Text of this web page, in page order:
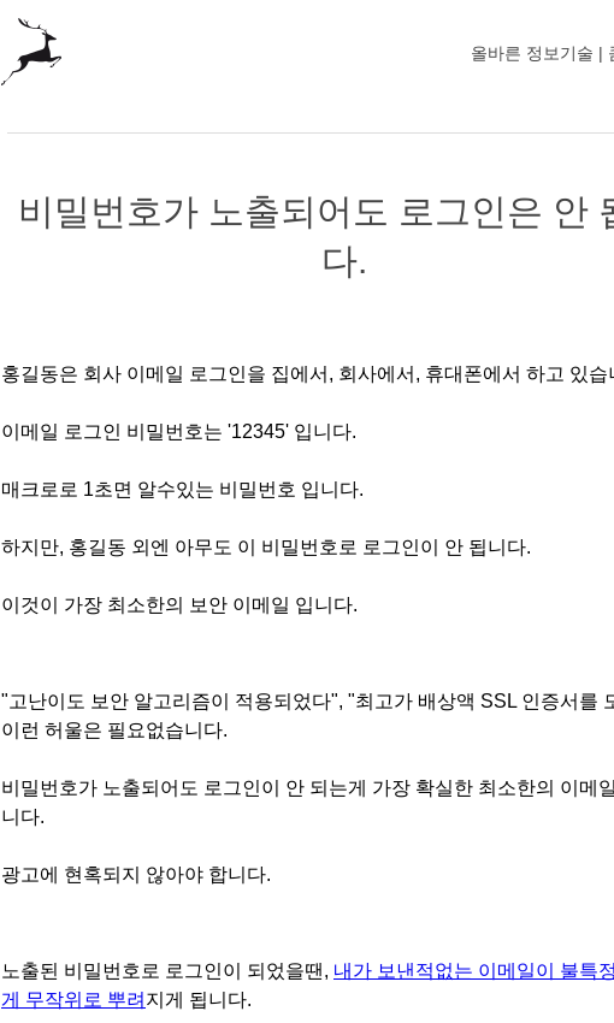
올바른 정보기술 |
비밀번호가 노출되어도 로그인은 안
다.
홍길동은 회사 이메일 로그인을 집에서, 회사에서, 휴대폰에서 하고 있습
이메일 로그인 비밀번호는 '12345' 입니다.
매크로로 1초면 알수있는 비밀번호 입니다.
하지만, 홍길동 외엔 아무도 이 비밀번호로 로그인이 안 됩니다.
이것이 가장 최소한의 보안 이메일 입니다.
"고난이도 보안 알고리즘이 적용되었다", "최고가 배상액 SSL 인증서를
이런 허울은 필요없습니다.
비밀번호가 노출되어도 로그인이 안 되는게 가장 확실한 최소한의 이메
니다.
광고에 현혹되지 않아야 합니다.
노출된 비밀번호로 로그인이 되었을땐, 내가 보낸적없는 이메일이 불특
게 무작위로 뿌려 지게 됩니다.